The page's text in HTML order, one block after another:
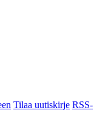
Tilaa uutiskirje RSS-